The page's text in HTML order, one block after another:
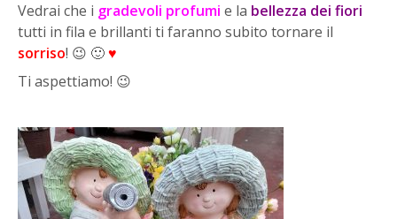
Vedrai che i gradevoli profumi e la bellezza dei fiori
tutti in fila e brillanti ti faranno subito tornare il
sorriso! 😉 🙂♥
Ti aspettiamo! 😉